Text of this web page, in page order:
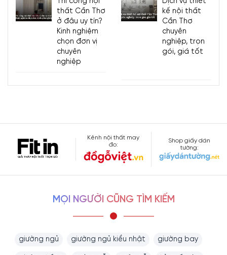
thất Cần Thơ
ở đâu uy tín?
Kinh nghiệm
chọn đơn vị
chuyên
nghiệp
kế nội thất
Cần Thơ
chuyên
nghiệp, trọn
gói, giá tốt
Kênh nội thất may
đo:
Shop giấy dán
tường:
MỌI NGƯỜI CŨNG TÌM KIẾM
giường ngủ giường ngủ kiểu nhật giường bay